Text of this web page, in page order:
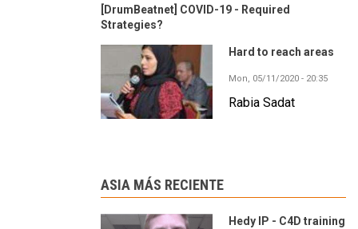
[DrumBeatnet] COVID-19 - Required
Strategies?
Hard to reach areas
Mon, 05/11/2020 - 20:35
Rabia Sadat
ASIA MÁS RECIENTE
Hedy IP - C4D training.